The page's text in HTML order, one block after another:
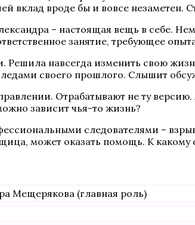
вклад вроде бы и вовсе незаметен.
– настоящая вещь в себе.
занятие, требующее
Решила навсегда изменить свою
своего прошлого. Слышит
Отрабатывают не ту
зависит чья-то жизнь?
следователями –
может оказать помощь. К какому
Мещерякова (главная роль)